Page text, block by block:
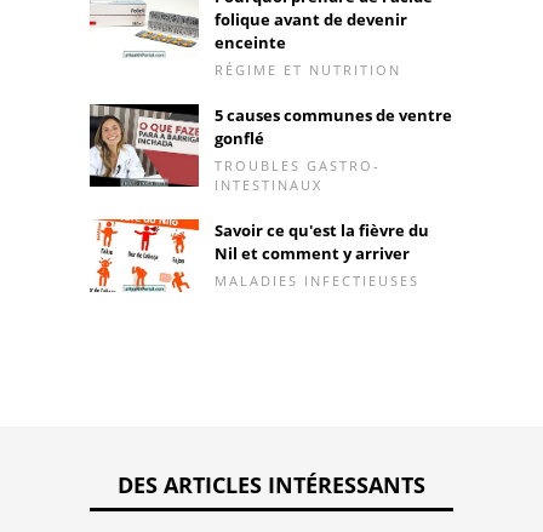
folique avant de devenir
enceinte
RÉGIME ET NUTRITION
5 causes communes de ventre
gonflé
TROUBLES GASTRO-
INTESTINAUX
Savoir ce qu'est la fièvre du
Nil et comment y arriver
MALADIES INFECTIEUSES
DES ARTICLES INTÉRESSANTS